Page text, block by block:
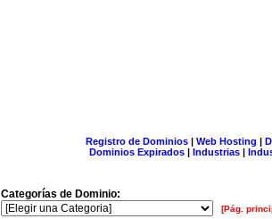
Registro de Dominios| Web Hosting |
Dominios Expirados | Industrias |
Categorías de Dominio:
[Pág.